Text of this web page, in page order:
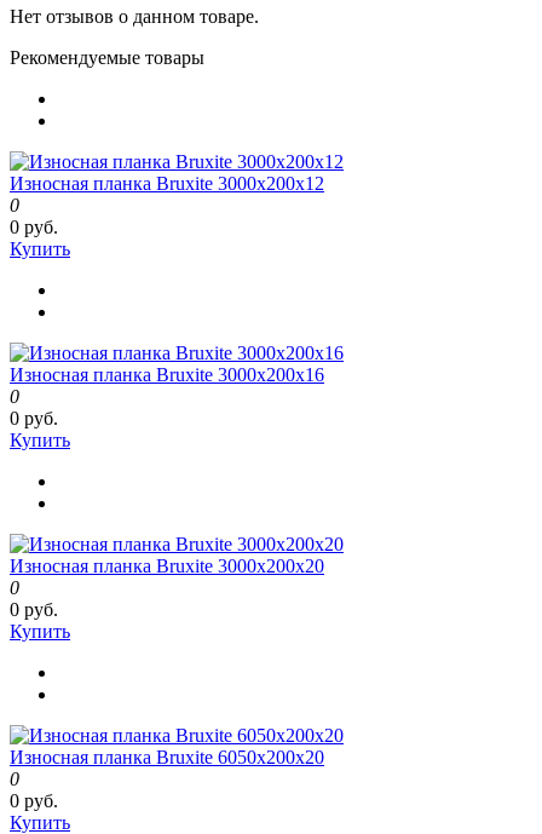
Нет отзывов о данном товаре.
Рекомендуемые товары
Износная планка Bruxite 3000x200x12
0
0 руб.
Купить
Износная планка Bruxite 3000x200x16
0
0 руб.
Купить
Износная планка Bruxite 3000x200x20
0
0 руб.
Купить
Износная планка Bruxite 6050x200x20
0
0 руб.
Купить